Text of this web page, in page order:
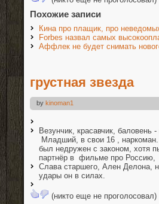
Похожие записи
Кина про плащик, про
Forbes назвал самых
Аффлек не будет снимать
грустная звезда
by kinoman1
Везунчик, красавчик, баловень
Младший, в свои 16 ,
был недружен с законом, хотя
партнёр в фильме про
Слава старшего, Ален Делона,
удары он в силах.
(никто еще не проголосовал)